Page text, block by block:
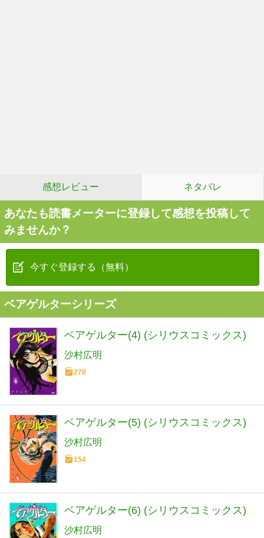
感想レビュー ネタバレ
あなたも読書メーターに登録して感想を投稿して
みませんか？
今すぐ登録する（無料）
ベアゲルターシリーズ
ベアゲルター(4) (シリウスコミックス)
沙村広明
278
ベアゲルター(5) (シリウスコミックス)
沙村広明
154
ベアゲルター(6) (シリウスコミックス)
沙村広明